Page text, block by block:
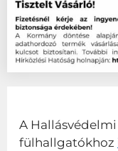
A
fülhallgatókhoz